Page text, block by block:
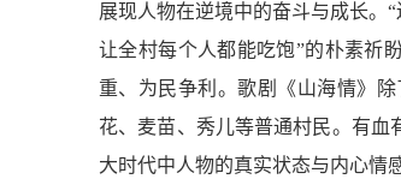
展现人物在逆境中的奋斗与成长。
让全村每个人都能吃饱”的朴素祈
重、为民争利。歌剧《山海情》
花、麦苗、秀儿等普通村民。有血
大时代中人物的真实状态与内心情